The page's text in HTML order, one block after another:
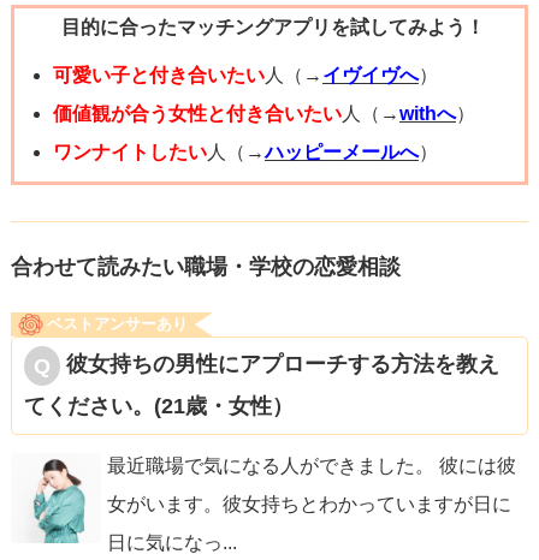
にしてみてください。
今の状況であれば脈ありに近いと思いますし、これからも2
人の時間を重ねていけばお付き合いできる可能性も高いと
思います！
ディズニーデート楽しんできてくださいね！
目的に合ったマッチングアプリを試してみよう！
可愛い子と付き合いたい人（→ イヴイヴへ）
価値観が合う女性と付き合いたい人（→withへ）
ワンナイトしたい人（→ハッピーメールへ）
合わせて読みたい職場・学校の恋愛相談
ベストアンサーあり
彼女持ちの男性にアプローチする方法を教え
てください。(21歳・女性）
最近職場で気になる人ができました。 彼には彼
女がいます。彼女持ちとわかっていますが日に
日に気になっ...